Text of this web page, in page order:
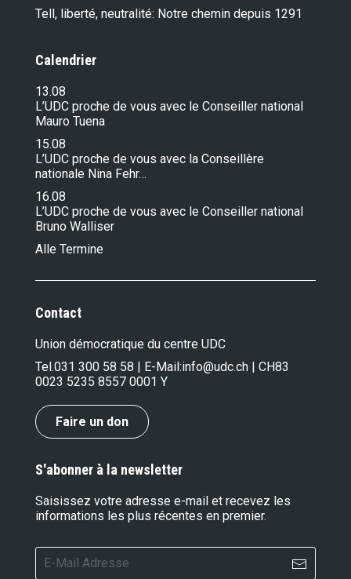
Tell, liberté, neutralité: Notre chemin depuis 1291
Calendrier
13.08
L’UDC proche de vous avec le Conseiller national
Mauro Tuena
15.08
L’UDC proche de vous avec la Conseillère
nationale Nina Fehr…
16.08
L’UDC proche de vous avec le Conseiller national
Bruno Walliser
Alle Termine
Contact
Union démocratique du centre UDC
Tel.031 300 58 58 | E-Mail:info@udc.ch | CH83
0023 5235 8557 0001 Y
Faire un don
S'abonner à la newsletter
Saisissez votre adresse e-mail et recevez les
informations les plus récentes en premier.